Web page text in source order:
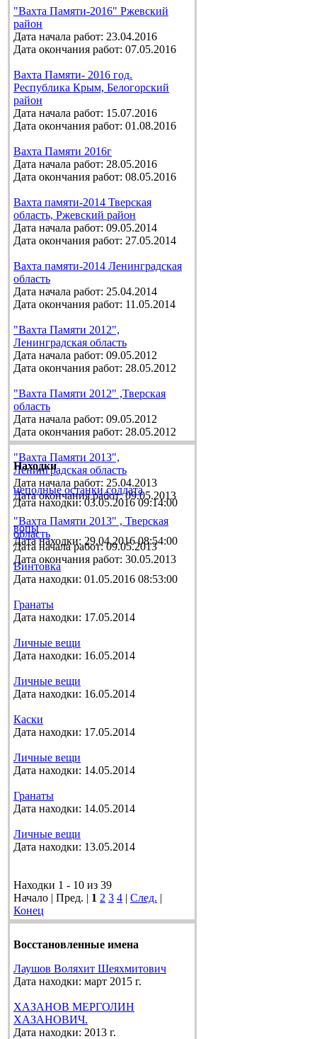
"Вахта Памяти-2016" Ржевский
район
Дата начала работ: 23.04.2016
Дата окончания работ: 07.05.2016
Вахта Памяти- 2016 год.
Республика Крым, Белогорский
район
Дата начала работ: 15.07.2016
Дата окончания работ: 01.08.2016
Вахта Памяти 2016г
Дата начала работ: 28.05.2016
Дата окончания работ: 08.05.2016
Вахта памяти-2014 Тверская
область, Ржевский район
Дата начала работ: 09.05.2014
Дата окончания работ: 27.05.2014
Вахта памяти-2014 Ленинградская
область
Дата начала работ: 25.04.2014
Дата окончания работ: 11.05.2014
"Вахта Памяти 2012",
Ленинградская область
Дата начала работ: 09.05.2012
Дата окончания работ: 28.05.2012
"Вахта Памяти 2012" ,Тверская
область
Дата начала работ: 09.05.2012
Дата окончания работ: 28.05.2012
"Вахта Памяти 2013",
Ленинградская область
Дата начала работ: 25.04.2013
Дата окончания работ: 09.05.2013
"Вахта Памяти 2013" , Тверская
область
Дата начала работ: 09.05.2013
Дата окончания работ: 30.05.2013
Находки
неполные останки солдата
Дата находки: 03.05.2016 09:14:00
вопы
Дата находки: 29.04.2016 08:54:00
Винтовка
Дата находки: 01.05.2016 08:53:00
Гранаты
Дата находки: 17.05.2014
Личные вещи
Дата находки: 16.05.2014
Личные вещи
Дата находки: 16.05.2014
Каски
Дата находки: 17.05.2014
Личные вещи
Дата находки: 14.05.2014
Гранаты
Дата находки: 14.05.2014
Личные вещи
Дата находки: 13.05.2014
Находки 1 - 10 из 39
Начало | Пред. | 1 2 3 4 | След. |
Конец
Восстановленные имена
Лаушов Воляхит Шеяхмитович
Дата находки: март 2015 г.
ХАЗАНОВ МЕРГОЛИН
ХАЗАНОВИЧ.
Дата находки: 2013 г.